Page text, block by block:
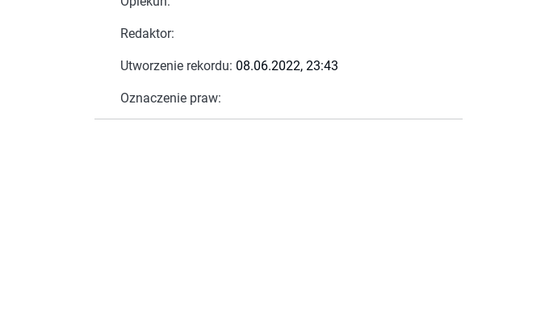
Redaktor:
Utworzenie rekordu: 08.06.2022, 23:43
Oznaczenie praw: